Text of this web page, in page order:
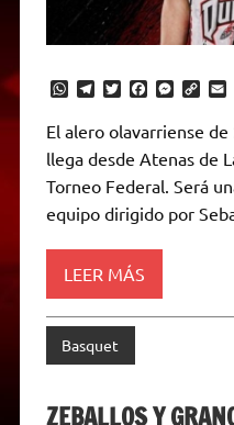
W
a
t
s
A
p
p
T
e
g
a
m
T
i
t
t
r
F
e
b
o
k
M
s
e
n
g
e
C
y
L
i
n
k
i
l
El alero olavarriense
llega desde Atenas de
Torneo Federal. Será
equipo dirigido por
LEER MÁS
Basquet
ZEBALLOS Y